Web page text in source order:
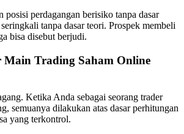
posisi perdagangan berisiko tanpa dasar
tanpa dasar teori. Prospek membeli
bisa disebut berjudi.
Main Trading Saham Online
Ketika Anda sebagai seorang trader
semuanya dilakukan atas dasar perhitungan
yang terkontrol.